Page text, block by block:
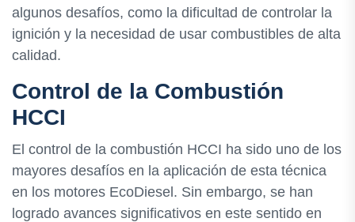
algunos desafíos, como la dificultad de controlar la
ignición y la necesidad de usar combustibles de alta
calidad.
Control de la Combustión
HCCI
El control de la combustión HCCI ha sido uno de los
mayores desafíos en la aplicación de esta técnica
en los motores EcoDiesel. Sin embargo, se han
logrado avances significativos en este sentido en